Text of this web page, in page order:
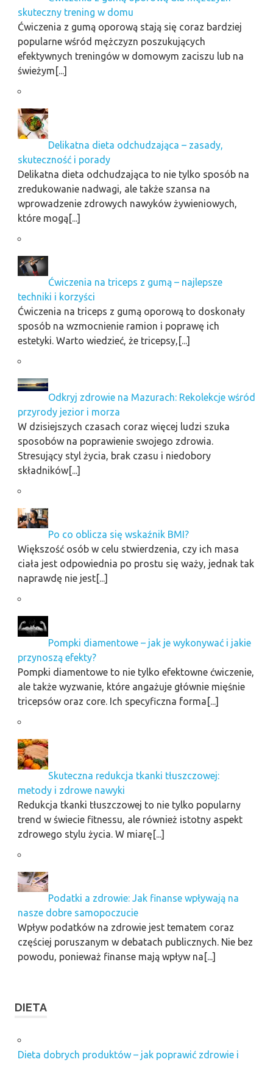
skuteczny trening w domu
Ćwiczenia z gumą oporową stają się coraz bardziej
popularne wśród mężczyzn poszukujących
efektywnych treningów w domowym zaciszu lub na
świeżym[...]
Delikatna dieta odchudzająca – zasady,
skuteczność i porady
Delikatna dieta odchudzająca to nie tylko sposób na
zredukowanie nadwagi, ale także szansa na
wprowadzenie zdrowych nawyków żywieniowych,
które mogą[...]
Ćwiczenia na triceps z gumą – najlepsze
techniki i korzyści
Ćwiczenia na triceps z gumą oporową to doskonały
sposób na wzmocnienie ramion i poprawę ich
estetyki. Warto wiedzieć, że tricepsy,[...]
Odkryj zdrowie na Mazurach: Rekolekcje wśród
przyrody jezior i morza
W dzisiejszych czasach coraz więcej ludzi szuka
sposobów na poprawienie swojego zdrowia.
Stresujący styl życia, brak czasu i niedobory
składników[...]
Po co oblicza się wskaźnik BMI?
Większość osób w celu stwierdzenia, czy ich masa
ciała jest odpowiednia po prostu się waży, jednak tak
naprawdę nie jest[...]
Pompki diamentowe – jak je wykonywać i jakie
przynoszą efekty?
Pompki diamentowe to nie tylko efektowne ćwiczenie,
ale także wyzwanie, które angażuje głównie mięśnie
tricepsów oraz core. Ich specyficzna forma[...]
Skuteczna redukcja tkanki tłuszczowej:
metody i zdrowe nawyki
Redukcja tkanki tłuszczowej to nie tylko popularny
trend w świecie fitnessu, ale również istotny aspekt
zdrowego stylu życia. W miarę[...]
Podatki a zdrowie: Jak finanse wpływają na
nasze dobre samopoczucie
Wpływ podatków na zdrowie jest tematem coraz
częściej poruszanym w debatach publicznych. Nie bez
powodu, ponieważ finanse mają wpływ na[...]
DIETA
Dieta dobrych produktów – jak poprawić zdrowie i